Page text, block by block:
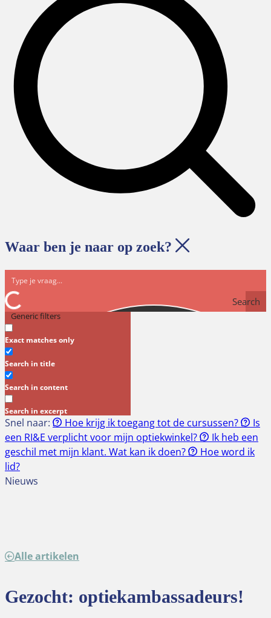
Waar ben je naar op zoek?
Search
Generic filters
Exact matches only
Search in title
Search in content
Search in excerpt
Snel naar: Hoe krijg ik toegang tot de cursussen?
Is
een RI&E verplicht voor mijn optiekwinkel?
Ik heb een
geschil met mijn klant. Wat kan ik doen?
Hoe word ik
lid?
Nieuws
Alle artikelen
Gezocht: optiekambassadeurs!